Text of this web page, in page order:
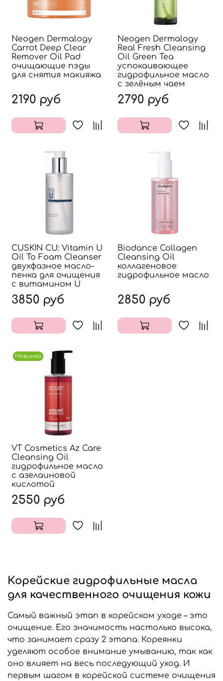
Neogen Dermalogy
Carrot Deep Clear
Remover Oil Pad
очищающие пэды
для снятия макияжа
2190 руб
Neogen Dermalogy
Real Fresh Cleansing
Oil Green Tea
успокаивающее
гидрофильное масло
с зелёным чаем
2790 руб
CUSKIN CU: Vitamin U
Oil To Foam Cleanser
двухфазное масло-
пенка для очищения
с витамином U
3850 руб
Biodance Collagen
Cleansing Oil
коллагеновое
гидрофильное масло
2850 руб
Новинка
VT Cosmetics Az Care
Cleansing Oil
гидрофильное масло
с азелаиновой
кислотой
2550 руб
Корейские гидрофильные масла
для качественного очищения кожи
Самый важный этап в корейском уходе – это
очищение. Его значимость настолько высока,
что занимает сразу 2 этапа. Кореянки
уделяют особое внимание умыванию, так как
оно влияет на весь последующий уход. И
первым шагом в корейской системе очищения